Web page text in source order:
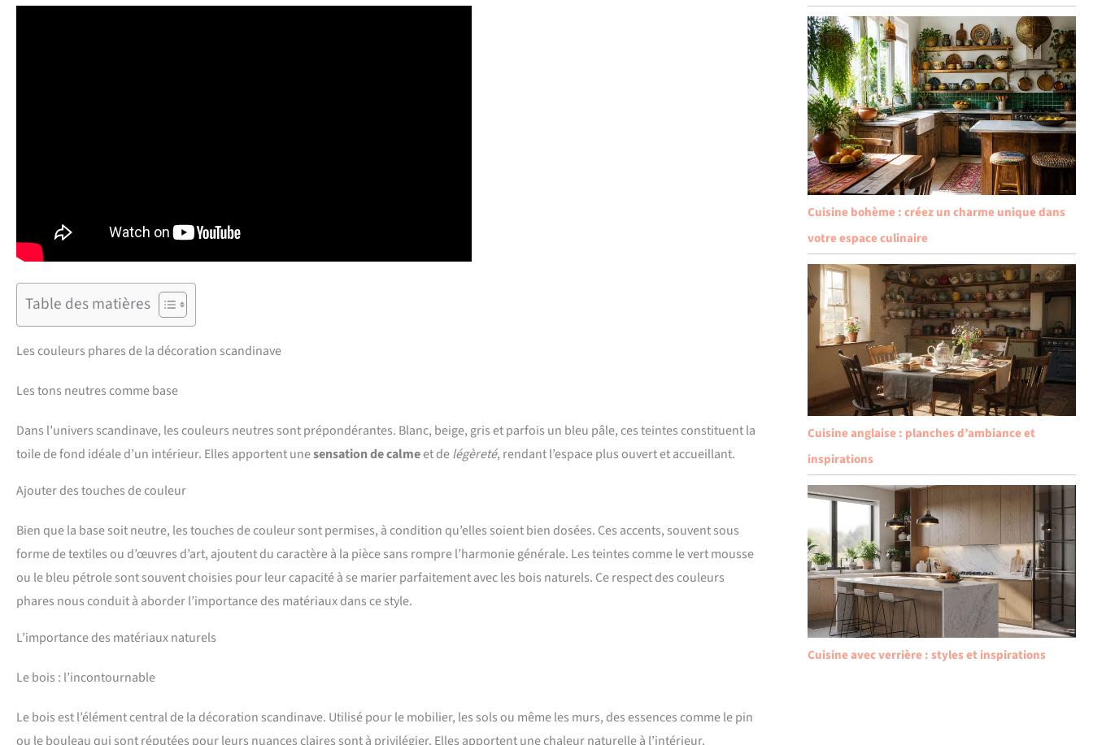
Table des matières
Les couleurs phares de la décoration scandinave
Les tons neutres comme base
Dans l’univers scandinave, les couleurs neutres sont prépondérantes. Blanc, beige, gris et parfois un bleu pâle, ces teintes constituent la
toile de fond idéale d’un intérieur. Elles apportent unesensation de calmeet delégèreté, rendant l’espace plus ouvert et accueillant.
Ajouter des touches de couleur
Bien que la base soit neutre, les touches de couleur sont permises, à condition qu’elles soient bien dosées. Ces accents, souvent sous
forme de textiles ou d’œuvres d’art, ajoutent du caractère à la pièce sans rompre l’harmonie générale. Les teintes comme le vert mousse
ou le bleu pétrole sont souvent choisies pour leur capacité à se marier parfaitement avec les bois naturels. Ce respect des couleurs
phares nous conduit à aborder l’importance des matériaux dans ce style.
L’importance des matériaux naturels
Le bois : l’incontournable
Le bois est l’élément central de la décoration scandinave. Utilisé pour le mobilier, les sols ou même les murs, des essences comme le pin
ou le bouleau qui sont réputées pour leurs nuances claires sont à privilégier. Elles apportent une chaleur naturelle à l’intérieur.
Cuisine bohème : créez un charme unique dans
votre espace culinaire
Cuisine anglaise : planches d’ambiance et
inspirations
Cuisine avec verrière : styles et inspirations